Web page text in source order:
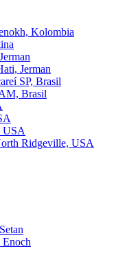
Kolombia
Jerman
SP, Brasil
Brasil
USA
Ridgeville, USA
Enoch